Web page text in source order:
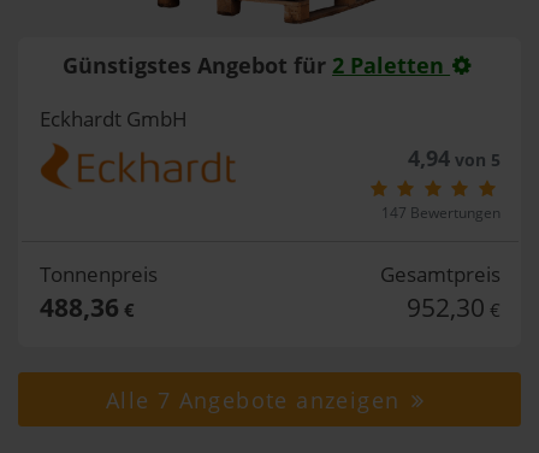
Günstigstes Angebot für 2 Paletten
Eckhardt GmbH
4,94von 5
147 Bewertungen
Tonnenpreis
488,36 €
Gesamtpreis
952,30 €
Alle 7 Angebote anzeigen